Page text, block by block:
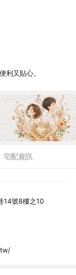
利又貼心。
宅配資訊
14號8樓之10